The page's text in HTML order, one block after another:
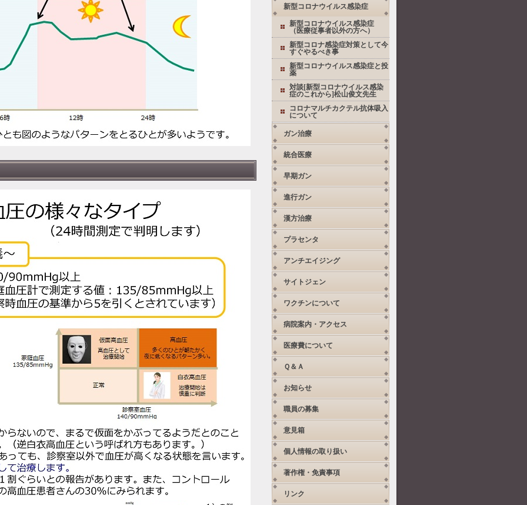
新型コロナウイルス感染症
新型コロナウイルス感染症
（医療従事者以外の方へ）
新型コロナ感染症対策として今
すぐやるべき事
新型コロナウイルス感染症と投
薬
対談[新型コロナウイルス感染
症のこれから]松山俊文先生
コロナマルチカクテル抗体吸入
について
ガン治療
統合医療
早期ガン
進行ガン
漢方治療
プラセンタ
アンチエイジング
サイトジェン
ワクチンについて
病院案内・アクセス
医療費について
Ｑ＆Ａ
お知らせ
職員の募集
意見箱
個人情報の取り扱い
著作権・免責事項
リンク